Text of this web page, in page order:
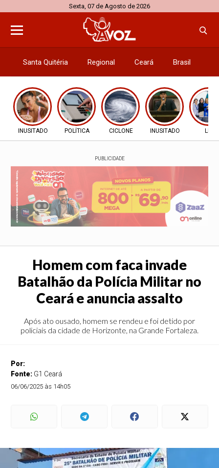
Sexta, 07 de Agosto de 2026
Santa Quitéria Regional Ceará Brasil
INUSITADO POLÍTICA CICLONE INUSITADO LEI
PUBLICIDADE
Homem com faca invade
Batalhão da Polícia Militar no
Ceará e anuncia assalto
Após ato ousado, homem se rendeu e foi detido por
policiais da cidade de Horizonte, na Grande Fortaleza.
Por:
Fonte: G1 Ceará
06/06/2025 às 14h05